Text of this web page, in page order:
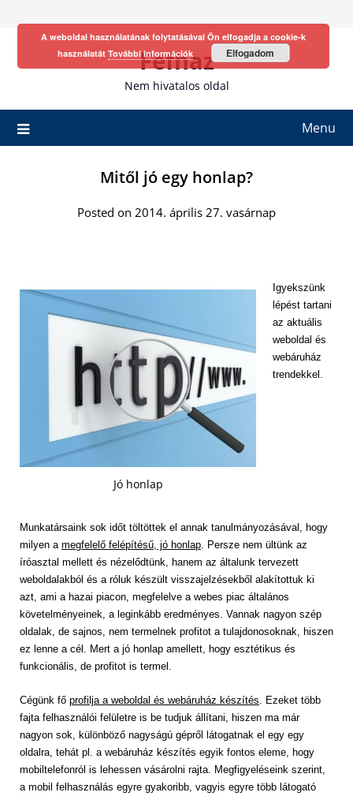
Fefhaz
Nem hivatalos oldal
Menu
Mitől jó egy honlap?
Posted on 2014. április 27. vasárnap
Jó honlap
Igyekszünk
lépést tartani
az aktuális
weboldal és
webáruház
trendekkel.
Munkatársaink sok időt töltöttek el annak tanulmányozásával, hogy
milyen a megfelelő felépítésű, jó honlap . Persze nem ültünk az
íróasztal mellett és nézelődtünk, hanem az általunk tervezett
weboldalakból és a róluk készült visszajelzésekből alakítottuk ki
azt, ami a hazai piacon, megfelelve a webes piac általános
követelményeinek, a leginkább eredményes. Vannak nagyon szép
oldalak, de sajnos, nem termelnek profitot a tulajdonosoknak, hiszen
ez lenne a cél. Mert a jó honlap amellett, hogy esztétikus és
funkcionális, de profitot is termel.
Cégünk fő profilja a weboldal és webáruház készítés . Ezeket több
fajta felhasználói felületre is be tudjuk állítani, hiszen ma már
nagyon sok, különböző nagyságú gépről látogatnak el egy egy
oldalra, tehát pl. a webáruház készítés egyik fontos eleme, hogy
mobiltelefonról is lehessen vásárolni rajta. Megfigyeléseink szerint,
a mobil felhasználás egyre gyakoribb, vagyis egyre több látogató
A weboldal használatának folytatásával Ön elfogadja a cookie-k
használatát További információk Elfogadom